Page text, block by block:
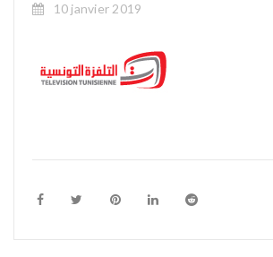
10 janvier 2019